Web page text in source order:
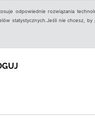
odpowiednie rozwiązania
statystycznych.Jeśli nie chcesz, by